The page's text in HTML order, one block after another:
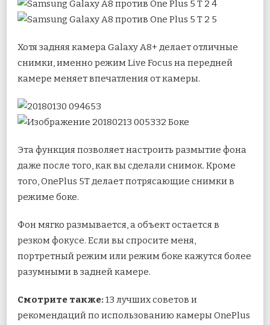
Хотя задняя камера Galaxy A8+ делает отличные
снимки, именно режим Live Focus на передней
камере меняет впечатления от камеры.
Эта функция позволяет настроить размытие фона
даже после того, как вы сделали снимок. Кроме
того, OnePlus 5T делает потрясающие снимки в
режиме боке.
Фон мягко размывается, а объект остается в
резком фокусе. Если вы спросите меня,
портретный режим или режим боке кажутся более
разумными в задней камере.
Смотрите также: 13 лучших советов и
рекомендаций по использованию камеры OnePlus